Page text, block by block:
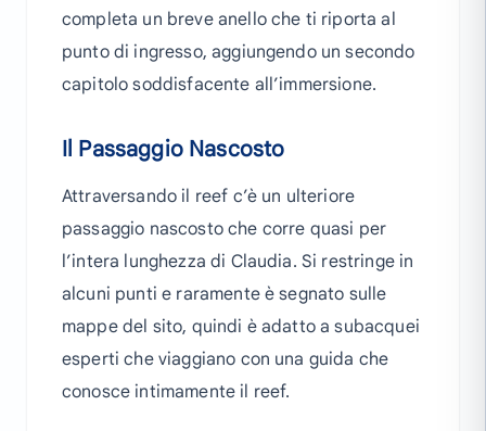
completa un breve anello che ti riporta al
punto di ingresso, aggiungendo un secondo
capitolo soddisfacente all’immersione.
Il Passaggio Nascosto
Attraversando il reef c’è un ulteriore
passaggio nascosto che corre quasi per
l’intera lunghezza di Claudia. Si restringe in
alcuni punti e raramente è segnato sulle
mappe del sito, quindi è adatto a subacquei
esperti che viaggiano con una guida che
conosce intimamente il reef.